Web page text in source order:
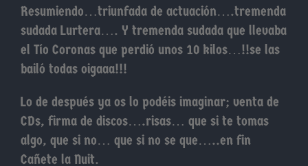
Resumiendo…triunfada de actuación….tremenda
sudada Lurtera…. Y tremenda sudada que llevaba
el Tío Coronas que perdió unos 10 kilos…!!se las
bailó todas oigaaa!!!
Lo de después ya os lo podéis imaginar; venta de
CDs, firma de discos….risas… que si te tomas
algo, que si no… que si no se que…..en fin
Cañete la Nuit.